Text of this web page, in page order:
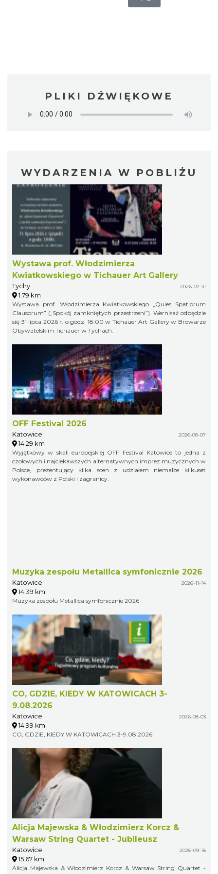
PLIKI DŹWIĘKOWE
WYDARZENIA W POBLIŻU
Wystawa prof. Włodzimierza
Kwiatkowskiego w Tichauer Art Gallery
Tychy 2026-07-31
1.79 km
Wystawa prof. Włodzimierza Kwiatkowskiego „Quies Spatiorum
Clausorum” („Spokój zamkniętych przestrzeni”). Wernisaż odbędzie
się 31 lipca 2026 r. o godz. 18:00 w Tichauer Art Gallery w Browarze
Obywatelskim Tichauer w Tychach.
OFF Festival 2026
Katowice 2026-08-07
14.29 km
Wyjątkowy w skali europejskiej OFF Festival Katowice to jedna z
czołowych i najciekawszych alternatywnych imprez muzycznych w
Polsce, prezentujący kilka scen z udziałem niemalże kilkuset
wykonawców z Polski i zagranicy.
Muzyka zespołu Metallica symfonicznie 2026
Katowice 2026-11-14
14.39 km
Muzyka zespołu Metallica symfonicznie 2026
CO, GDZIE, KIEDY W KATOWICACH 3-
9.08.2026
Katowice 2026-08-03
14.99 km
CO, GDZIE, KIEDY W KATOWICACH 3-9.08.2026
Alicja Majewska & Włodzimierz Korcz &
Warsaw String Quartet - Jubileusz
Katowice 2026-09-18
15.67 km
Alicja Majewska & Włodzimierz Korcz & Warsaw String Quartet -